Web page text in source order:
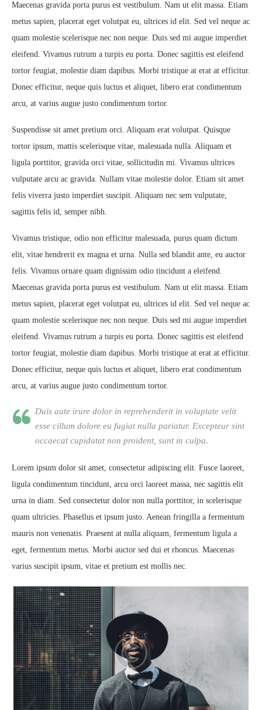
Maecenas gravida porta purus est vestibulum. Nam ut elit massa. Etiam
metus sapien, placerat eget volutpat eu, ultrices id elit. Sed vel neque ac
quam molestie scelerisque nec non neque. Duis sed mi augue imperdiet
eleifend. Vivamus rutrum a turpis eu porta. Donec sagittis est eleifend
tortor feugiat, molestie diam dapibus. Morbi tristique at erat at efficitur.
Donec efficitur, neque quis luctus et aliquet, libero erat condimentum
arcu, at varius augue justo condimentum tortor.
Suspendisse sit amet pretium orci. Aliquam erat volutpat. Quisque
tortor ipsum, mattis scelerisque vitae, malesuada nulla. Aliquam et
ligula porttitor, gravida orci vitae, sollicitudin mi. Vivamus ultrices
vulputate arcu ac gravida. Nullam vitae molestie dolor. Etiam sit amet
felis viverra justo imperdiet suscipit. Aliquam nec sem vulputate,
sagittis felis id, semper nibh.
Vivamus tristique, odio non efficitur malesuada, purus quam dictum
elit, vitae hendrerit ex magna et urna. Nulla sed blandit ante, eu auctor
felis. Vivamus ornare quam dignissim odio tincidunt a eleifend.
Maecenas gravida porta purus est vestibulum. Nam ut elit massa. Etiam
metus sapien, placerat eget volutpat eu, ultrices id elit. Sed vel neque ac
quam molestie scelerisque nec non neque. Duis sed mi augue imperdiet
eleifend. Vivamus rutrum a turpis eu porta. Donec sagittis est eleifend
tortor feugiat, molestie diam dapibus. Morbi tristique at erat at efficitur.
Donec efficitur, neque quis luctus et aliquet, libero erat condimentum
arcu, at varius augue justo condimentum tortor.
Duis aute irure dolor in reprehenderit in voluptate velit
esse cillum dolore eu fugiat nulla pariatur. Excepteur sint
occaecat cupidatat non proident, sunt in culpa.
Lorem ipsum dolor sit amet, consectetur adipiscing elit. Fusce laoreet,
ligula condimentum tincidunt, arcu orci laoreet massa, nec sagittis elit
urna in diam. Sed consectetur dolor non nulla porttitor, in scelerisque
quam ultricies. Phasellus et ipsum justo. Aenean fringilla a fermentum
mauris non venenatis. Praesent at nulla aliquam, fermentum ligula a
eget, fermentum metus. Morbi auctor sed dui et rhoncus. Maecenas
varius suscipit ipsum, vitae et pretium est mollis nec.